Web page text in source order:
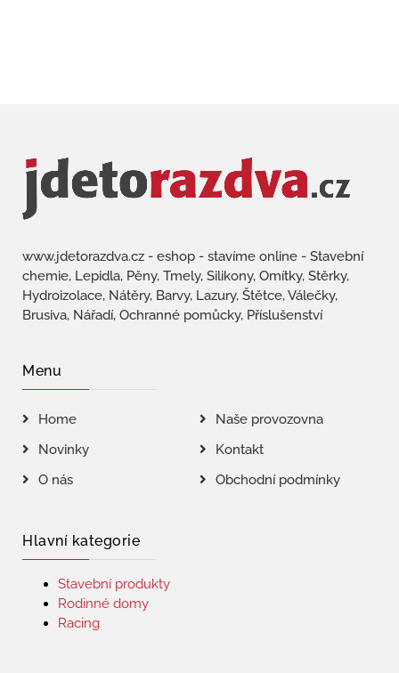
www.jdetorazdva.cz - eshop - stavíme online - Stavební
chemie, Lepidla, Pěny, Tmely, Silikony, Omítky, Stěrky,
Hydroizolace, Nátěry, Barvy, Lazury, Štětce, Válečky,
Brusiva, Nářadí, Ochranné pomůcky, Příslušenství
Menu
Home
Naše provozovna
Novinky
Kontakt
O nás
Obchodní podmínky
Hlavní kategorie
Stavební produkty
Rodinné domy
Racing